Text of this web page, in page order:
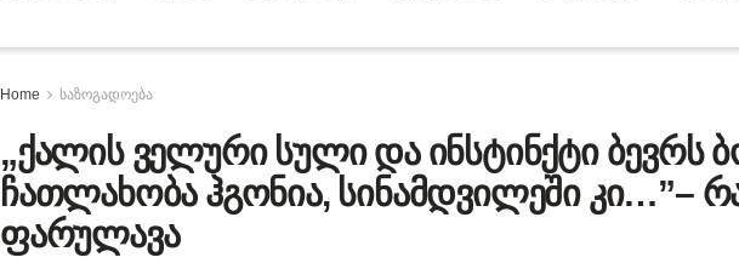
Home საზოგადოება
„ქალის ველური სული და ინსტინქტი ბევრს
ჩათლახობა ჰგონია, სინამდვილეში კი…”–
ფარულავა